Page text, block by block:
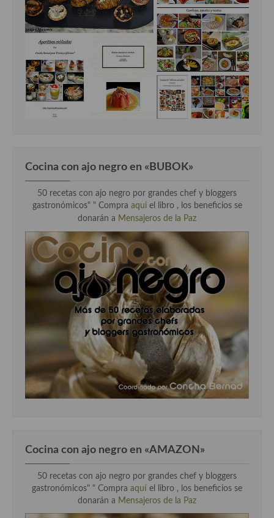
Cocina Aragonesa
Cocina Asturiana
Cocina Balear
Cocina Canaria
Cocina Castellana
Cocina Catalana
Cocina Extremeña
Cocina Madrileña
Cocina Murciana
Cocina Navarra
Cocina Riojana
Cocina Valenciana
Cocina Vasca
Cocina Europea
Cocina Britanica
Cocina con ajo negro en «BUBOK»
50 recetas con ajo negro por grandes chef y bloggers
gastronómicos" " Compra aqui el libro , los beneficios se
donarán a Mensajeros de la Paz
Cocina con ajo negro en «AMAZON»
50 recetas con ajo negro por grandes chef y bloggers
gastronómicos" " Compra aquí el libro , los beneficios se
donarán a Mensajeros de la Paz